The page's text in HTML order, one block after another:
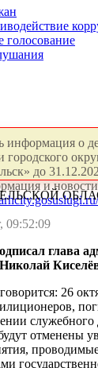
голосование
информация о
до
и новости
09:52:09
глава
26
служебного
отменены